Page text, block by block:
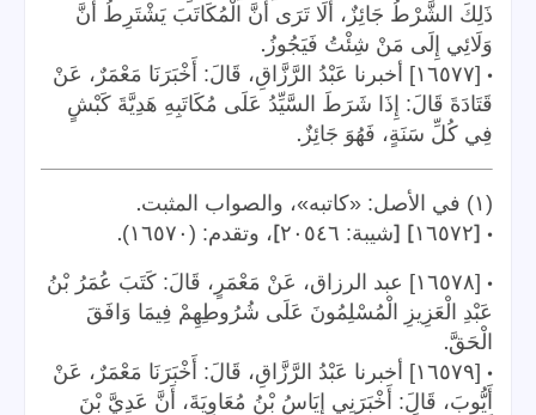
ذَلِكَ الشَّرْطُ جَائِزٌ، أَلَا تَرَى أَنَّ الْمُكَاتَبَ يَشْتَرِطُ أَنَّ
وَلَائِي إِلَى مَنْ شِئْتُ فَيَجُوزُ .
•
[١٦٥٧٧] أخبرنا عَبْدُ الرَّزَّاقِ، قَالَ: أَخْبَرَنَا مَعْمَرٌ، عَنْ
قَتَادَةَ قَالَ: إِذَا شَرَطَ السَّيِّدُ عَلَى مُكَاتَبِهِ هَدِيَّةَ كَبْشٍ
فِي كُلِّ سَنَةٍ، فَهُوَ جَائِزٌ .
(١) في الأصل: «كاتبه»، والصواب المثبت
.
• [١٦٥٧٢] [شيبة: ٢٠٥٤٦ ]، وتقدم: (١٦٥٧٠)
.
•
[١٦٥٧٨] عبد الرزاق، عَنْ مَعْمَرٍ، قَالَ: كَتَبَ عُمَرُ بْنُ
عَبْدِ الْعَزِيزِ الْمُسْلِمُونَ عَلَى شُرُوطِهِمْ فِيمَا وَافَقَ
الْحَقَّ.
•
[١٦٥٧٩] أخبرنا عَبْدُ الرَّزَّاقِ، قَالَ: أَخْبَرَنَا مَعْمَرٌ، عَنْ
أَيُّوبَ، قَالَ: أَخْبَرَنِي إِيَاسُ بْنُ مُعَاوِيَةَ، أَنَّ عَدِيَّ بْنَ